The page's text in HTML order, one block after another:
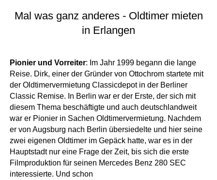
Mal was ganz anderes - Oldtimer mieten
in Erlangen
Pionier und Vorreiter: Im Jahr 1999 begann die lange
Reise. Dirk, einer der Gründer von Ottochrom startete mit
der Oldtimervermietung Classicdepot in der Berliner
Classic Remise. In Berlin war er der Erste, der sich mit
diesem Thema beschäftigte und auch deutschlandweit
war er Pionier in Sachen Oldtimervermietung. Nachdem
er von Augsburg nach Berlin übersiedelte und hier seine
zwei eigenen Oldtimer im Gepäck hatte, war es in der
Hauptstadt nur eine Frage der Zeit, bis sich die erste
Filmproduktion für seinen Mercedes Benz 280 SEC
interessierte. Und schon